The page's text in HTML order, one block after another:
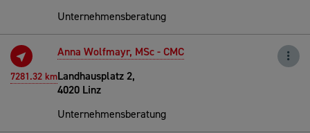
Unternehmensberatung
7281.32 km
Anna Wolfmayr, MSc - CMC
Landhausplatz 2,
4020 Linz
Unternehmensberatung